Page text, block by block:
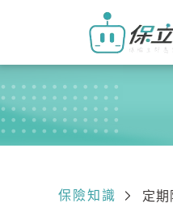
保險知識 定